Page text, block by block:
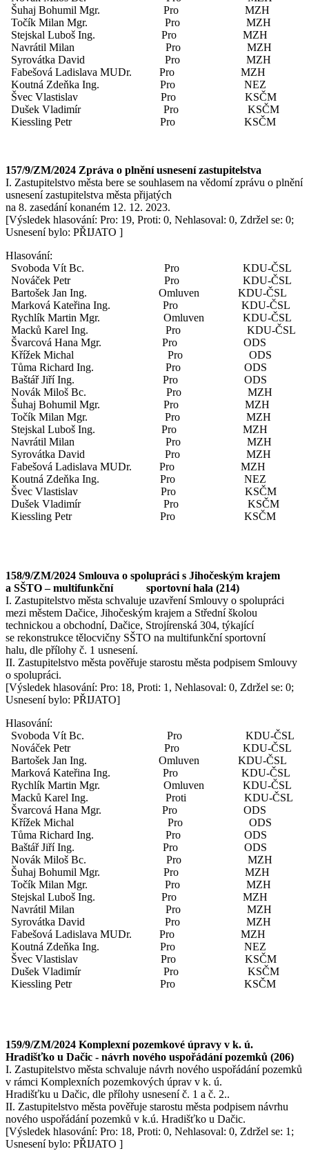
Šuhaj Bohumil Mgr. Pro MZH
Točík Milan Mgr. Pro MZH
Stejskal Luboš Ing. Pro MZH
Navrátil Milan Pro MZH
Syrovátka David Pro MZH
Fabešová Ladislava MUDr. Pro MZH
Koutná Zdeňka Ing. Pro NEZ
Švec Vlastislav Pro KSČM
Dušek Vladimír Pro KSČM
Kiessling Petr Pro KSČM
157/9/ZM/2024 Zpráva o plnění usnesení zastupitelstva
I. Zastupitelstvo města bere se souhlasem na vědomí zprávu o plnění
usnesení zastupitelstva města přijatých
na 8. zasedání konaném 12. 12. 2023.
[Výsledek hlasování: Pro: 19, Proti: 0, Nehlasoval: 0, Zdržel se: 0;
Usnesení bylo: PŘIJATO ]
Hlasování:
Svoboda Vít Bc. Pro KDU-ČSL
Nováček Petr Pro KDU-ČSL
Bartošek Jan Ing. Omluven KDU-ČSL
Marková Kateřina Ing. Pro KDU-ČSL
Rychlík Martin Mgr. Omluven KDU-ČSL
Macků Karel Ing. Pro KDU-ČSL
Švarcová Hana Mgr. Pro ODS
Křížek Michal Pro ODS
Tůma Richard Ing. Pro ODS
Baštář Jiří Ing. Pro ODS
Novák Miloš Bc. Pro MZH
Šuhaj Bohumil Mgr. Pro MZH
Točík Milan Mgr. Pro MZH
Stejskal Luboš Ing. Pro MZH
Navrátil Milan Pro MZH
Syrovátka David Pro MZH
Fabešová Ladislava MUDr. Pro MZH
Koutná Zdeňka Ing. Pro NEZ
Švec Vlastislav Pro KSČM
Dušek Vladimír Pro KSČM
Kiessling Petr Pro KSČM
158/9/ZM/2024 Smlouva o spolupráci s Jihočeským krajem
a SŠTO – multifunkční sportovní hala (214)
I. Zastupitelstvo města schvaluje uzavření Smlouvy o spolupráci
mezi městem Dačice, Jihočeským krajem a Střední školou
technickou a obchodní, Dačice, Strojírenská 304, týkající
se rekonstrukce tělocvičny SŠTO na multifunkční sportovní
halu, dle přílohy č. 1 usnesení.
II. Zastupitelstvo města pověřuje starostu města podpisem Smlouvy
o spolupráci.
[Výsledek hlasování: Pro: 18, Proti: 1, Nehlasoval: 0, Zdržel se: 0;
Usnesení bylo: PŘIJATO]
Hlasování:
Svoboda Vít Bc. Pro KDU-ČSL
Nováček Petr Pro KDU-ČSL
Bartošek Jan Ing. Omluven KDU-ČSL
Marková Kateřina Ing. Pro KDU-ČSL
Rychlík Martin Mgr. Omluven KDU-ČSL
Macků Karel Ing. Proti KDU-ČSL
Švarcová Hana Mgr. Pro ODS
Křížek Michal Pro ODS
Tůma Richard Ing. Pro ODS
Baštář Jiří Ing. Pro ODS
Novák Miloš Bc. Pro MZH
Šuhaj Bohumil Mgr. Pro MZH
Točík Milan Mgr. Pro MZH
Stejskal Luboš Ing. Pro MZH
Navrátil Milan Pro MZH
Syrovátka David Pro MZH
Fabešová Ladislava MUDr. Pro MZH
Koutná Zdeňka Ing. Pro NEZ
Švec Vlastislav Pro KSČM
Dušek Vladimír Pro KSČM
Kiessling Petr Pro KSČM
159/9/ZM/2024 Komplexní pozemkové úpravy v k. ú.
Hradišťko u Dačic - návrh nového uspořádání pozemků (206)
I. Zastupitelstvo města schvaluje návrh nového uspořádání pozemků
v rámci Komplexních pozemkových úprav v k. ú.
Hradišťku u Dačic, dle přílohy usnesení č. 1 a č. 2..
II. Zastupitelstvo města pověřuje starostu města podpisem návrhu
nového uspořádání pozemků v k.ú. Hradišťko u Dačic.
[Výsledek hlasování: Pro: 18, Proti: 0, Nehlasoval: 0, Zdržel se: 1;
Usnesení bylo: PŘIJATO ]